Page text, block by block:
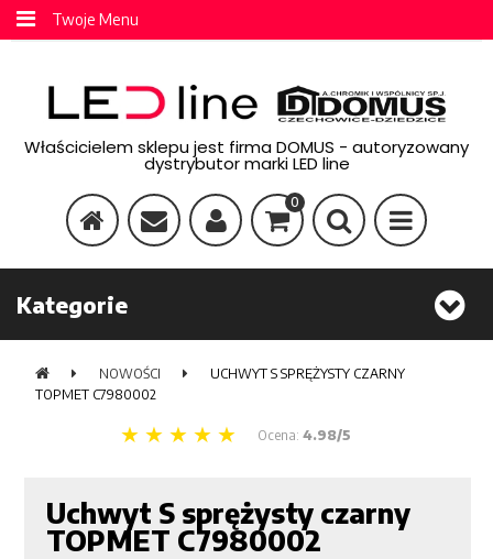
Twoje Menu
Właścicielem sklepu jest firma DOMUS - autoryzowany
dystrybutor marki LED line
0
Kategorie
NOWOŚCI
UCHWYT S SPRĘŻYSTY CZARNY
TOPMET C7980002
Ocena: 4.98/5
Uchwyt S sprężysty czarny
TOPMET C7980002